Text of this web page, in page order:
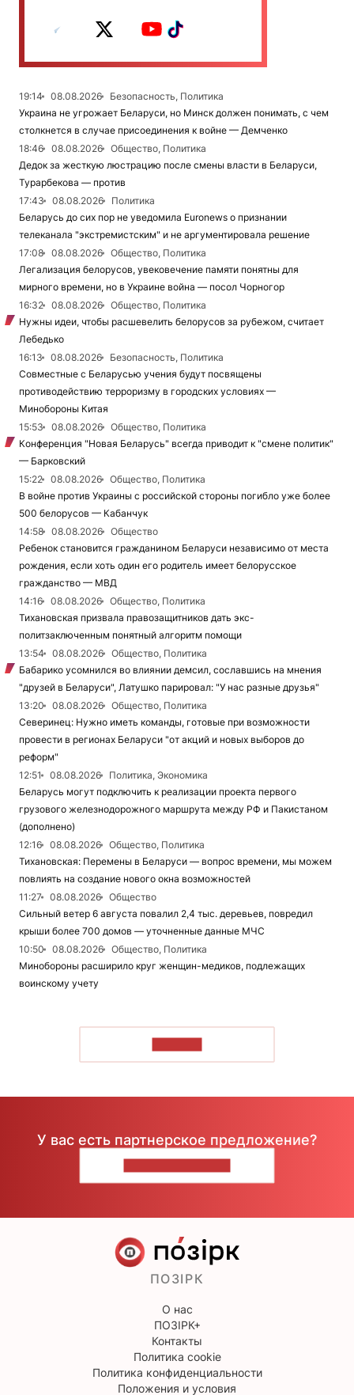
19:14 08.08.2026
Безопасность, Политика
Украина не угрожает Беларуси, но Минск должен понимать, с чем
столкнется в случае присоединения к войне — Демченко
18:46
08.08.2026
Общество, Политика
Дедок за жесткую люстрацию после смены власти в Беларуси,
Турарбекова — против
17:43
08.08.2026
Политика
Беларусь до сих пор не уведомила Euronews о признании
телеканала "экстремистским" и не аргументировала решение
17:08
08.08.2026
Общество, Политика
Легализация белорусов, увековечение памяти понятны для
мирного времени, но в Украине война — посол Чорногор
16:32
08.08.2026
Общество, Политика
Нужны идеи, чтобы расшевелить белорусов за рубежом, считает
Лебедько
16:13
08.08.2026
Безопасность, Политика
Совместные с Беларусью учения будут посвящены
противодействию терроризму в городских условиях —
Минобороны Китая
15:53
08.08.2026
Общество, Политика
Конференция "Новая Беларусь" всегда приводит к "смене политик"
— Барковский
15:22
08.08.2026
Общество, Политика
В войне против Украины с российской стороны погибло уже более
500 белорусов — Кабанчук
14:58
08.08.2026
Общество
Ребенок становится гражданином Беларуси независимо от места
рождения, если хоть один его родитель имеет белорусское
гражданство — МВД
14:16
08.08.2026
Общество, Политика
Тихановская призвала правозащитников дать экс-
политзаключенным понятный алгоритм помощи
13:54
08.08.2026
Общество, Политика
Бабарико усомнился во влиянии демсил, сославшись на мнения
"друзей в Беларуси", Латушко парировал: "У нас разные друзья"
13:20
08.08.2026
Общество, Политика
Северинец: Нужно иметь команды, готовые при возможности
провести в регионах Беларуси "от акций и новых выборов до
реформ"
12:51
08.08.2026
Политика, Экономика
Беларусь могут подключить к реализации проекта первого
грузового железнодорожного маршрута между РФ и Пакистаном
(дополнено)
12:16
08.08.2026
Общество, Политика
Тихановская: Перемены в Беларуси — вопрос времени, мы можем
повлиять на создание нового окна возможностей
11:27
08.08.2026
Общество
Сильный ветер 6 августа повалил 2,4 тыс. деревьев, повредил
крыши более 700 домов — уточненные данные МЧС
10:50
08.08.2026
Общество, Политика
Минобороны расширило круг женщин-медиков, подлежащих
воинскому учету
У вас есть партнерское предложение?
ПОЗІРК
О нас
ПОЗІРК+
Контакты
Политика cookie
Политика конфиденциальности
Положения и условия